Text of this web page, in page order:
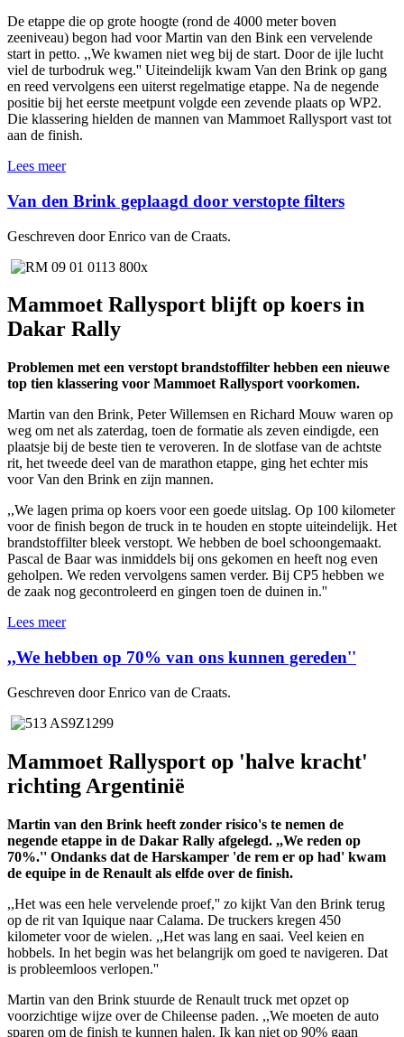
De etappe die op grote hoogte (rond de 4000 meter boven
zeeniveau) begon had voor Martin van den Bink een vervelende
start in petto. ,,We kwamen niet weg bij de start. Door de ijle lucht
viel de turbodruk weg.'' Uiteindelijk kwam Van den Brink op gang
en reed vervolgens een uiterst regelmatige etappe. Na de negende
positie bij het eerste meetpunt volgde een zevende plaats op WP2.
Die klassering hielden de mannen van Mammoet Rallysport vast tot
aan de finish.
Lees meer
Van den Brink geplaagd door verstopte filters
Geschreven door Enrico van de Craats.
Mammoet Rallysport blijft op koers in
Dakar Rally
Problemen met een verstopt brandstoffilter hebben een nieuwe
top tien klassering voor Mammoet Rallysport voorkomen.
Martin van den Brink, Peter Willemsen en Richard Mouw waren op
weg om net als zaterdag, toen de formatie als zeven eindigde, een
plaatsje bij de beste tien te veroveren. In de slotfase van de achtste
rit, het tweede deel van de marathon etappe, ging het echter mis
voor Van den Brink en zijn mannen.
,,We lagen prima op koers voor een goede uitslag. Op 100 kilometer
voor de finish begon de truck in te houden en stopte uiteindelijk. Het
brandstoffilter bleek verstopt. We hebben de boel schoongemaakt.
Pascal de Baar was inmiddels bij ons gekomen en heeft nog even
geholpen. We reden vervolgens samen verder. Bij CP5 hebben we
de zaak nog gecontroleerd en gingen toen de duinen in.''
Lees meer
,,We hebben op 70% van ons kunnen gereden''
Geschreven door Enrico van de Craats.
Mammoet Rallysport op 'halve kracht'
richting Argentinië
Martin van den Brink heeft zonder risico's te nemen de
negende etappe in de Dakar Rally afgelegd. ,,We reden op
70%.'' Ondanks dat de Harskamper 'de rem er op had' kwam
de equipe in de Renault als elfde over de finish.
,,Het was een hele vervelende proef,'' zo kijkt Van den Brink terug
op de rit van Iquique naar Calama. De truckers kregen 450
kilometer voor de wielen. ,,Het was lang en saai. Veel keien en
hobbels. In het begin was het belangrijk om goed te navigeren. Dat
is probleemloos verlopen.''
Martin van den Brink stuurde de Renault truck met opzet op
voorzichtige wijze over de Chileense paden. ,,We moeten de auto
sparen om de finish te kunnen halen. Ik kan niet op 90% gaan